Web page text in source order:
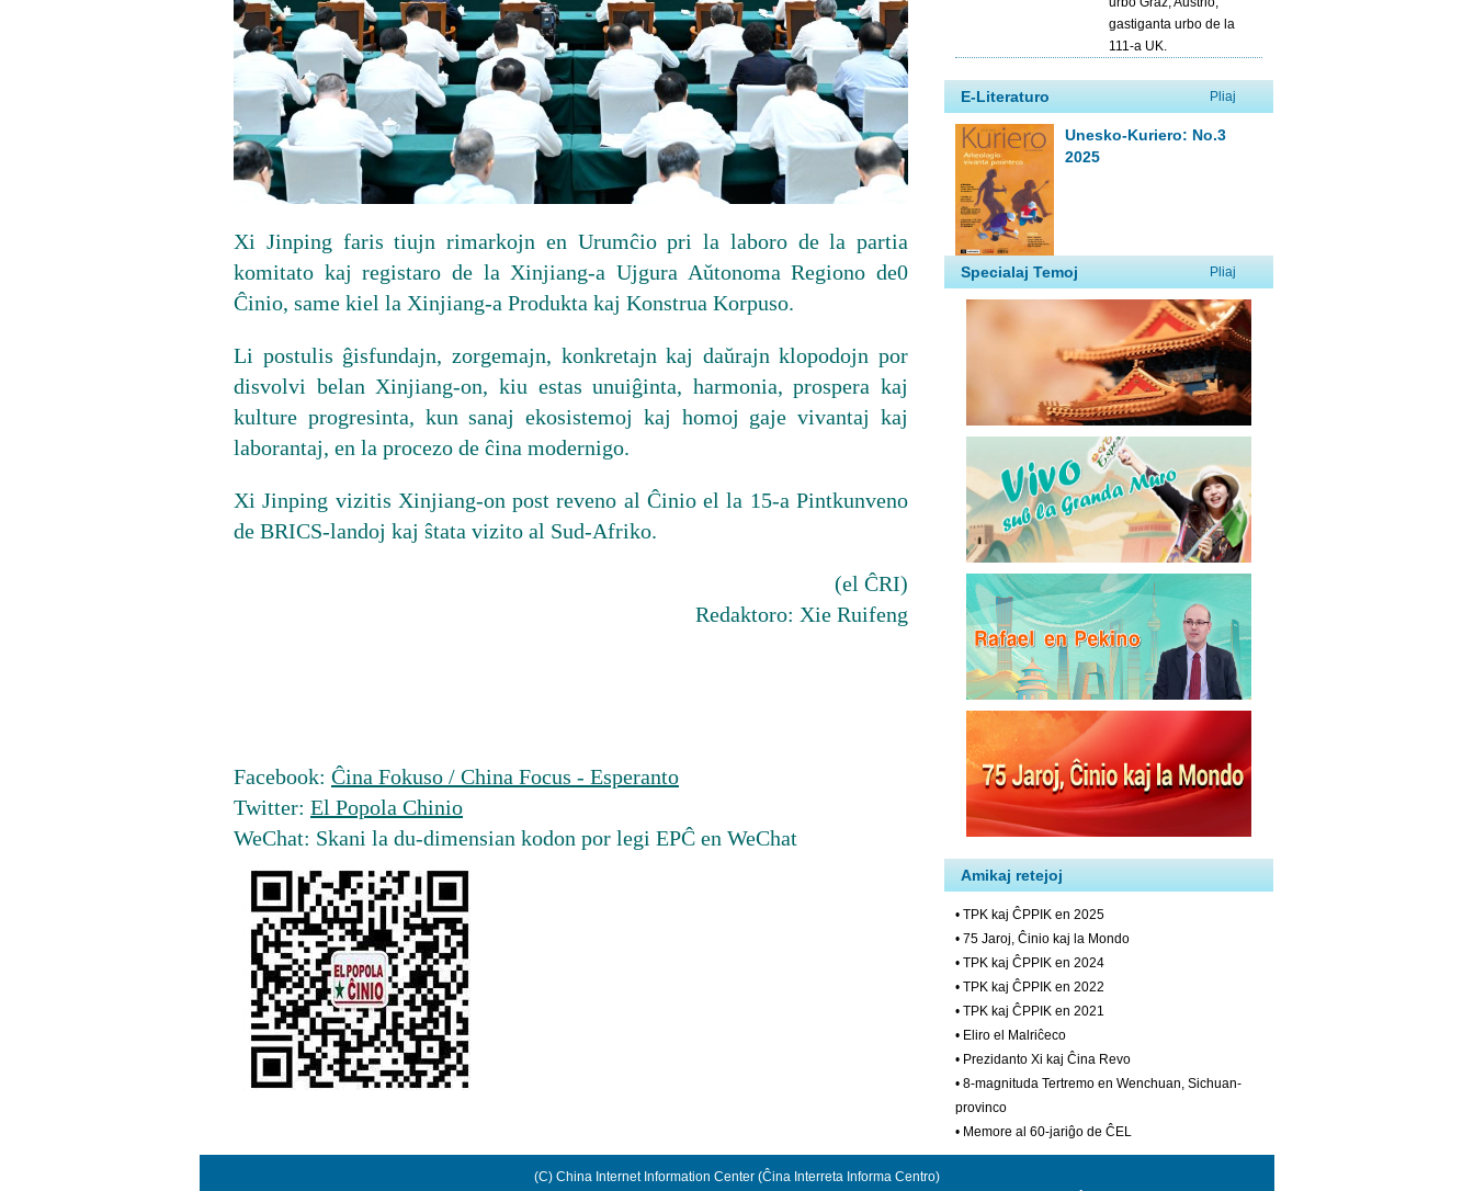
Xi Jinping faris tiujn rimarkojn en Urumĉio pri la laboro de la partia
komitato kaj registaro de la Xinjiang-a Ujgura Aŭtonoma Regiono de0
Ĉinio, same kiel la Xinjiang-a Produkta kaj Konstrua Korpuso.
Li postulis ĝisfundajn, zorgemajn, konkretajn kaj daŭrajn klopodojn por
disvolvi belan Xinjiang-on, kiu estas unuiĝinta, harmonia, prospera kaj
kulture progresinta, kun sanaj ekosistemoj kaj homoj gaje vivantaj kaj
laborantaj, en la procezo de ĉina modernigo.
Xi Jinping vizitis Xinjiang-on post reveno al Ĉinio el la 15-a Pintkunveno
de BRICS-landoj kaj ŝtata vizito al Sud-Afriko.
(el ĈRI)
Redaktoro: Xie Ruifeng
Facebook: Ĉina Fokuso / China Focus - Esperanto
Twitter: El Popola Chinio
WeChat: Skani la du-dimensian kodon por legi EPĈ en WeChat
(C) China Internet Information Center (Ĉina Interreta Informa Centro)